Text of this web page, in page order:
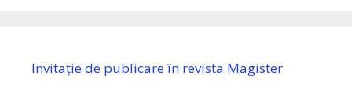
Invitație de publicare în revista Magister